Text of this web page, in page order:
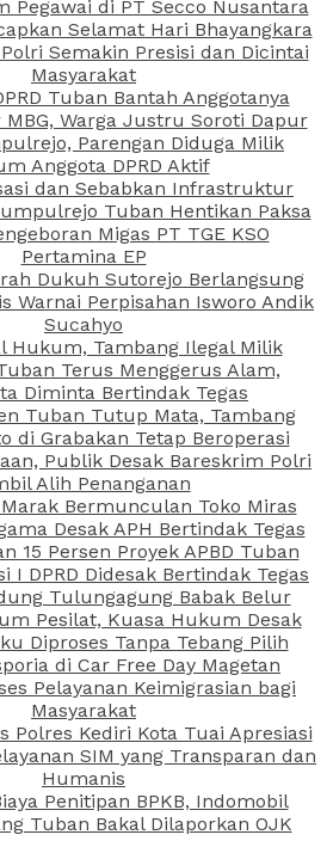
Pegawai di PT Secco Nusantara
Selamat Hari Bhayangkara
Semakin Presisi dan Dicintai
Masyarakat
Tuban Bantah Anggotanya
Warga Justru Soroti Dapur
Parengan Diduga Milik
Anggota DPRD Aktif
dan Sebabkan Infrastruktur
Tuban Hentikan Paksa
Migas PT TGE KSO
Pertamina EP
Dukuh Sutorejo Berlangsung
Warnai Perpisahan Isworo Andik
Sucahyo
Hukum, Tambang Ilegal Milik
Terus Menggerus Alam,
Diminta Bertindak Tegas
Tuban Tutup Mata, Tambang
di Grabakan Tetap Beroperasi
Publik Desak Bareskrim Polri
Alih Penanganan
Bermunculan Toko Miras
Desak APH Bertindak Tegas
15 Persen Proyek APBD Tuban
I DPRD Didesak Bertindak Tegas
Tulungagung Babak Belur
Pesilat, Kuasa Hukum Desak
Diproses Tanpa Tebang Pilih
di Car Free Day Magetan
Pelayanan Keimigrasian bagi
Masyarakat
Polres Kediri Kota Tuai Apresiasi
SIM yang Transparan dan
Humanis
Penitipan BPKB, Indomobil
Tuban Bakal Dilaporkan OJK